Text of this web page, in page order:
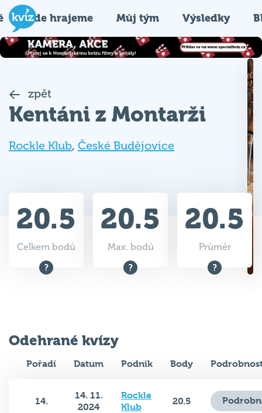
Kde hrajeme Můj tým Výsledky
zpět
Kentáni z Montarži
Rockle Klub, České Budějovice
20.5
Celkem bodů
20.5
Max. bodů
20.5
Průměr
Odehrané kvízy
Pořadí Datum Podnik Body
14.
14. 11.
2024
Rockle
Klub
20.5